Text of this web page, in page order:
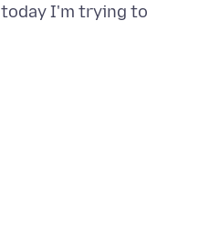
I'm trying to